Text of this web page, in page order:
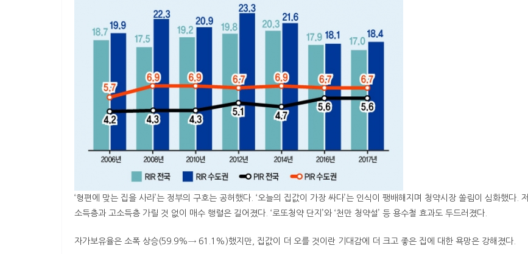
‘형편에 맞는 집을 사라’는 정부의 구호는 공허했다. ‘오늘의 집값이 가장 싸다’는 인식이 팽배해지며 청약시장 쏠림이 심화했다. 저
소득층과 고소득층 가릴 것 없이 매수 행렬은 길어졌다. ‘로또청약 단지’와 ‘천만 청약설’ 등 용수철 효과도 두드러졌다.
자가보유율은 소폭 상승(59.9%→ 61.1%)했지만, 집값이 더 오를 것이란 기대감에 더 크고 좋은 집에 대한 욕망은 강해졌다.